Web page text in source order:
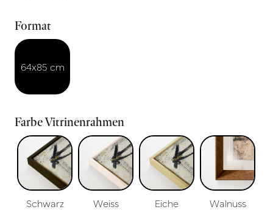
Format
64x85 cm
Farbe Vitrinenrahmen
Schwarz Weiss Eiche Walnuss